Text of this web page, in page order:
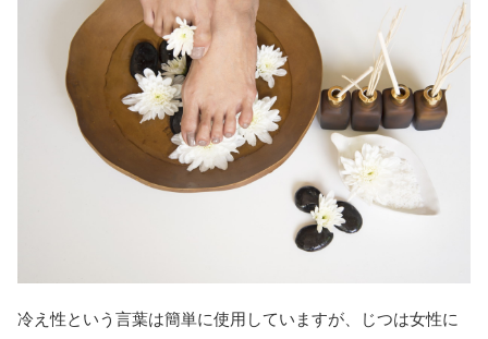
冷え性という言葉は簡単に使用していますが、じつは女性に